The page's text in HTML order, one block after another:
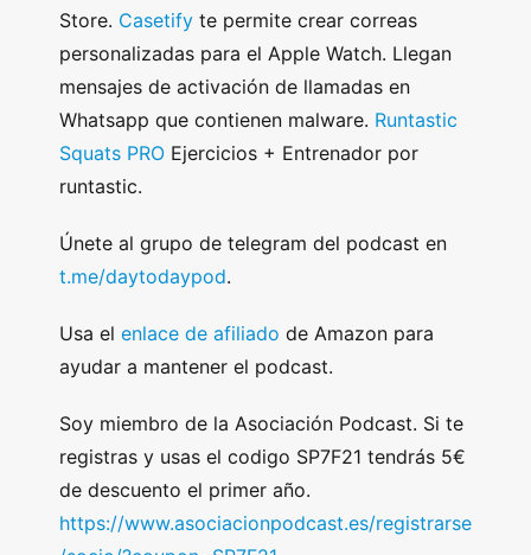
Store. Casetify te permite crear correas
personalizadas para el Apple Watch. Llegan
mensajes de activación de llamadas en
Whatsapp que contienen malware. Runtastic
Squats PRO Ejercicios + Entrenador por
runtastic.
Únete al grupo de telegram del podcast en
t.me/daytodaypod.
Usa el enlace de afiliado de Amazon para
ayudar a mantener el podcast.
Soy miembro de la Asociación Podcast. Si te
registras y usas el codigo SP7F21 tendrás 5€
de descuento el primer año.
https://www.asociacionpodcast.es/registrarse